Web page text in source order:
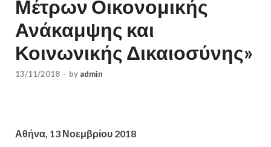
Μέτρων Οικονομικής
Ανάκαμψης και
Κοινωνικής Δικαιοσύνης»
13/11/2018 - by admin
Αθήνα, 13 Νοεμβρίου 2018